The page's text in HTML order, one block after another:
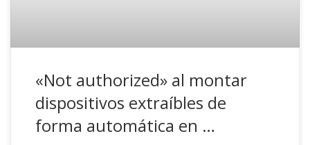
«Not authorized» al montar
dispositivos extraíbles de
forma automática en …